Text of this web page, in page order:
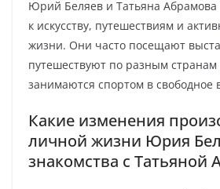
Юрий Беляев и Татьяна
к искусству, путешествиям и
жизни. Они часто посещают
путешествуют по разным
занимаются спортом в свободное
Какие изменения
личной жизни Юрия
знакомства с Татьяной